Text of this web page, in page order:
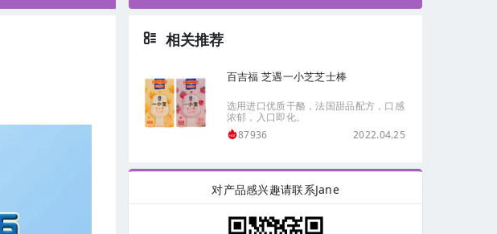
相关推荐
百吉福 芝遇一小芝芝士棒
选用进口优质干酪，法国甜品配方，口感
浓郁，入口即化。
87936
2022.04.25
对产品感兴趣请联系Jane